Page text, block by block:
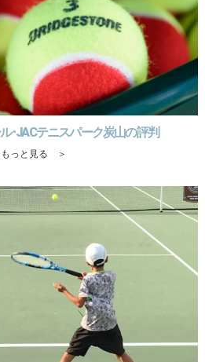
･JACテニスパーク炭山の評判
もっと見る ＞